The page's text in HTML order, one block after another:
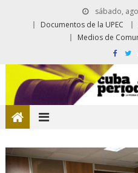
sábado,
Documentos de la UPEC
Medios de